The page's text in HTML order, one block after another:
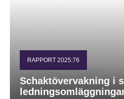
RAPPORT 2025:76
Schaktövervakning i